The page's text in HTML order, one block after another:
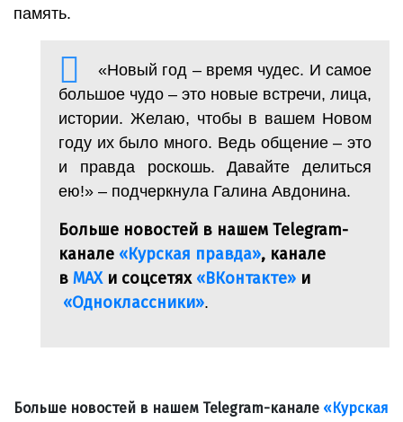
память.
«Новый год – время чудес. И самое
большое чудо – это новые встречи, лица,
истории. Желаю, чтобы в вашем Новом
году их было много. Ведь общение – это
и правда роскошь. Давайте делиться
ею!» – подчеркнула Галина Авдонина.
Больше новостей в нашем Telegram-
канале «Курская правда», канале
в МАХи соцсетях «ВКонтакте» и
«Одноклассники».
Больше новостей в нашем Telegram-канале «Курская